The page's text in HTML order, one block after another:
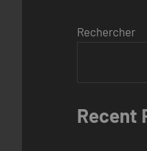
Rechercher
Recent